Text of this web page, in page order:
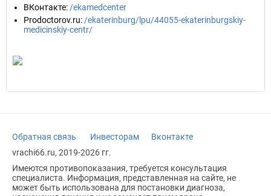
ВКонтакте: /ekamedcenter
Prodoctorov.ru: /ekaterinburg/lpu/44055-ekaterinburgskiy-
medicinskiy-centr/
Обратная связь Инвесторам
Вконтакте
vrachi66.ru, 2019-2026 гг.
Имеются противопоказания, требуется консультация
специалиста. Информация, представленная на сайте, не
может быть использована для постановки диагноза,